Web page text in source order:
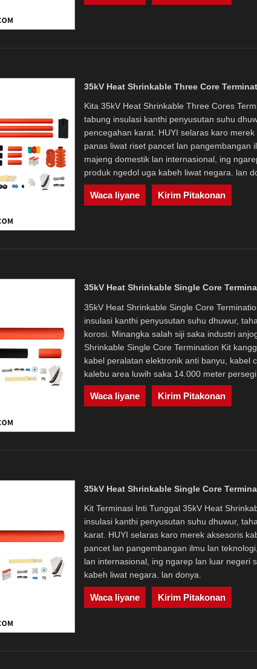
35kV Heat Shrinkable Three Core
Kita 35kV Heat Shrinkable Three Cores
tabung insulasi kanthi penyusutan suhu
pencegahan karat. HUYI selaras karo
panas liwat riset pancet lan pangembangan
majeng domestik lan internasional, ing
produk ngedol uga kabeh liwat negara. lan
Waca liyane Kirim Pitakonan
35kV Heat Shrinkable Single Core
35kV Heat Shrinkable Single Core
insulasi kanthi penyusutan suhu dhuwur,
korosi. Minangka salah siji saka industri
Shrinkable Single Core Termination Kit
kabel peralatan elektronik anti banyu, kabel
kalebu area luwih saka 14.000 meter
Waca liyane Kirim Pitakonan
35kV Heat Shrinkable Single Core
Kit Terminasi Inti Tunggal 35kV Heat
insulasi kanthi penyusutan suhu dhuwur,
karat. HUYI selaras karo merek aksesoris
pancet lan pangembangan ilmu lan
lan internasional, ing ngarep lan luar negeri
kabeh liwat negara. lan donya.
Waca liyane Kirim Pitakonan